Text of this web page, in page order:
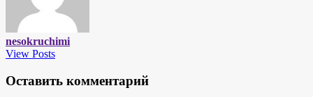
nesokruchimi
View Posts
Оставить комментарий